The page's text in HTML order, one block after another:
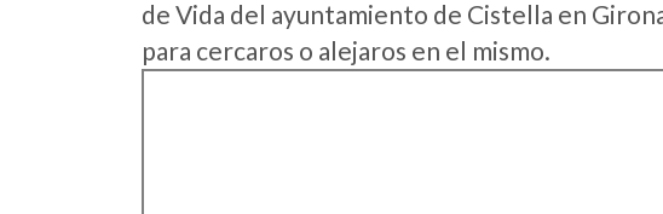
de Vida del ayuntamiento de Cistella en
para cercaros o alejaros en el mismo.